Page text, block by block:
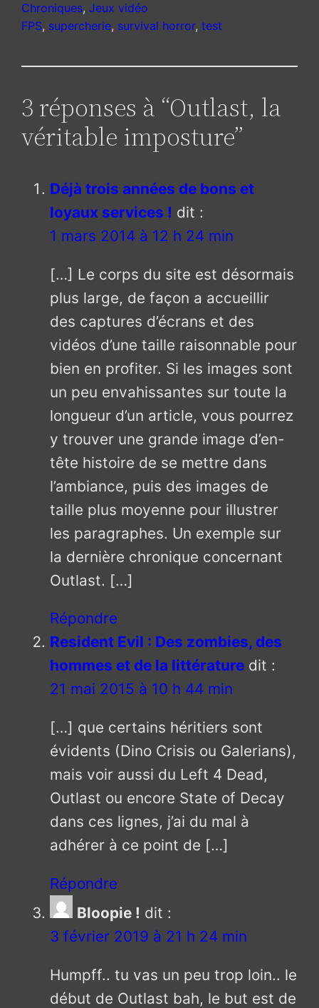
Chroniques, Jeux vidéo
FPS, supercherie, survival horror, test
3 réponses à “Outlast, la
véritable imposture”
Déjà trois années de bons et
loyaux services ! dit :
1 mars 2014 à 12 h 24 min
[…] Le corps du site est désormais
plus large, de façon a accueillir
des captures d’écrans et des
vidéos d’une taille raisonnable pour
bien en profiter. Si les images sont
un peu envahissantes sur toute la
longueur d’un article, vous pourrez
y trouver une grande image d’en-
tête histoire de se mettre dans
l’ambiance, puis des images de
taille plus moyenne pour illustrer
les paragraphes. Un exemple sur
la dernière chronique concernant
Outlast. […]
Répondre
Resident Evil : Des zombies, des
hommes et de la littérature dit :
21 mai 2015 à 10 h 44 min
[…] que certains héritiers sont
évidents (Dino Crisis ou Galerians),
mais voir aussi du Left 4 Dead,
Outlast ou encore State of Decay
dans ces lignes, j’ai du mal à
adhérer à ce point de […]
Répondre
Bloopie ! dit :
3 février 2019 à 21 h 24 min
Humpff.. tu vas un peu trop loin.. le
début de Outlast bah, le but est de